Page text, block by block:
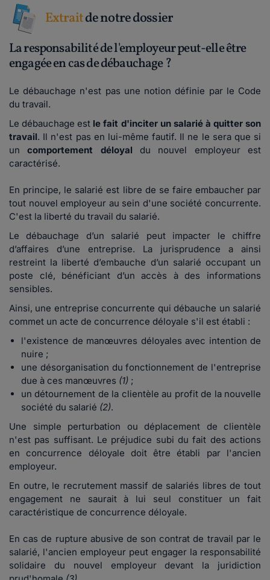
Extraitde notre dossier
La responsabilité de l'employeur peut-elle être
engagée en cas de débauchage ?
Le débauchage n'est pas une notion définie par le Code
du travail.
Le débauchage est le fait d'inciter un salarié à quitter son
travail. Il n'est pas en lui-même fautif. Il ne le sera que si
uncomportement déloyal du nouvel employeur est
caractérisé.
En principe, le salarié est libre de se faire embaucher par
tout nouvel employeur au sein d'une société concurrente.
C'est la liberté du travail du salarié.
Le débauchage d’un salarié peut impacter le chiffre
d’affaires d’une entreprise. La jurisprudence a ainsi
restreint la liberté d’embauche d’un salarié occupant un
poste clé, bénéficiant d’un accès à des informations
sensibles.
Ainsi, une entreprise concurrente qui débauche un salarié
commet un acte de concurrence déloyale s'il est établi :
l'existence de manœuvres déloyales avec intention de
nuire ;
une désorganisation du fonctionnement de l'entreprise
due à ces manœuvres (1) ;
un détournement de la clientèle au profit de la nouvelle
société du salarié (2).
Une simple perturbation ou déplacement de clientèle
n'est pas suffisant. Le préjudice subi du fait des actions
en concurrence déloyale doit être établi par l'ancien
employeur.
En outre, le recrutement massif de salariés libres de tout
engagement ne saurait à lui seul constituer un fait
caractéristique de concurrence déloyale.
En cas de rupture abusive de son contrat de travail par le
salarié, l'ancien employeur peut engager la responsabilité
solidaire du nouvel employeur devant la juridiction